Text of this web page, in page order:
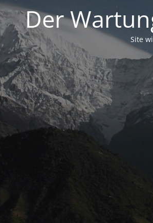
Der
Site